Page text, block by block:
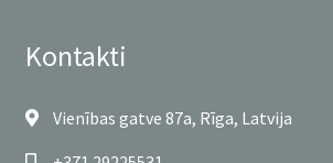
Kontakti
Vienības gatve 87a, Rīga, Latvija